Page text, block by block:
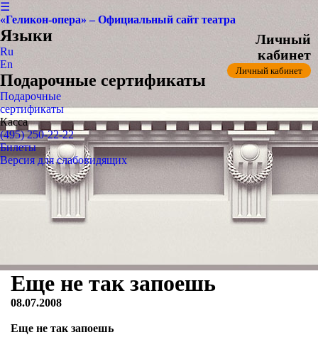
☰
«Геликон-опера» – Официальный сайт театра
Языки
Ru
En
Подарочные сертификаты
Подарочные
сертификаты
Касса
(495) 250-22-22
Личный
кабинет
Личный кабинет
Билеты
Версия для слабовидящих
Еще не так запоешь
08.07.2008
Еще не так запоешь